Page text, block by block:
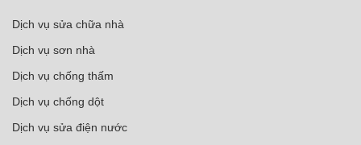
Dịch vụ sửa chữa nhà
Dịch vụ sơn nhà
Dịch vụ chống thấm
Dịch vụ chống dột
Dịch vụ sửa điện nước